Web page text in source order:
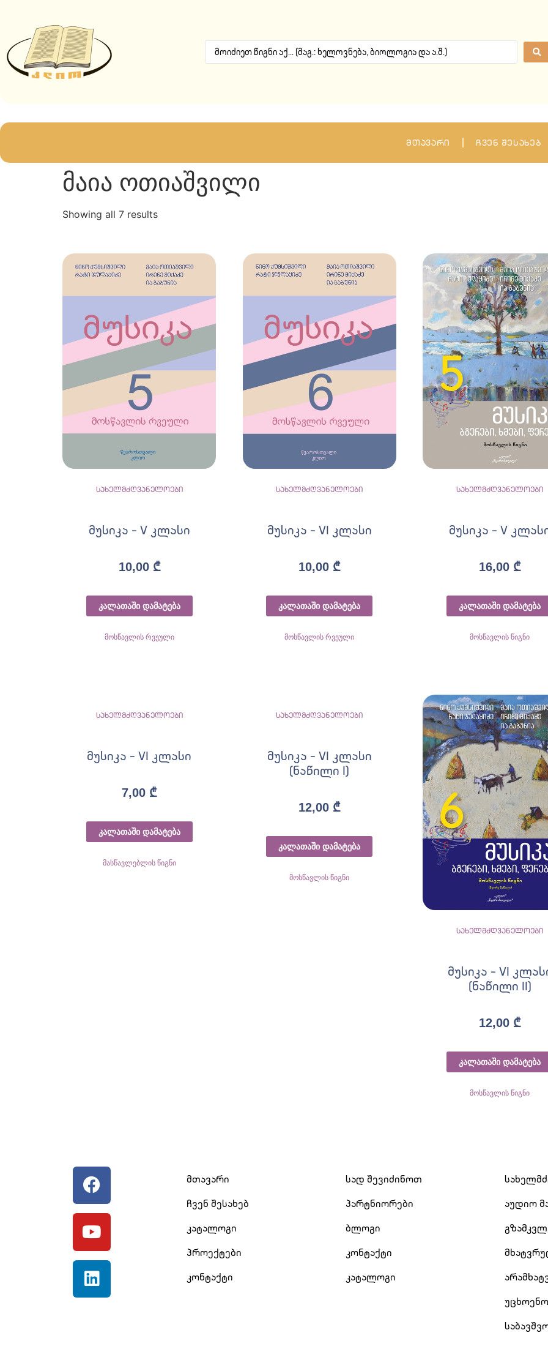
მთავარი ჩვენ შესახებ
მაია ოთიაშვილი
Showing all 7 results
სახელმძღვანელოები
მუსიკა – V კლასი
10,00 ₾
კალათაში დამატება
მოსწავლის რვეული
სახელმძღვანელოები
მუსიკა – VI კლასი
10,00 ₾
კალათაში დამატება
მოსწავლის რვეული
სახელმძღვანელოები
მუსიკა – V
16,00 ₾
კალათაში დამატება
მოსწავლის წიგნი
სახელმძღვანელოები
მუსიკა – VI კლასი
7,00 ₾
კალათაში დამატება
მასწავლებლის წიგნი
სახელმძღვანელოები
მუსიკა – VI კლასი
(ნაწილი I)
12,00 ₾
კალათაში დამატება
მოსწავლის წიგნი
სახელმძღვანელოები
მუსიკა – VI
(ნაწილი II)
12,00 ₾
კალათაში დამატება
მოსწავლის წიგნი
მთავარი
ჩვენ შესახებ
კატალოგი
პროექტები
კონტაქტი
სად შევიძინოთ
პარტნიორები
ბლოგი
კონტაქტი
კატალოგი
აუდიო